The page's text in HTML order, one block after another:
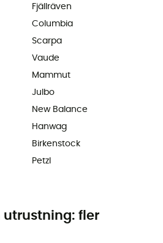
Fjällräven
Columbia
Scarpa
Vaude
Mammut
Julbo
New Balance
Hanwag
Birkenstock
Petzl
utrustning: fler